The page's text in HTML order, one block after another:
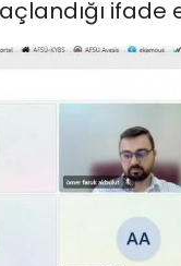
ifade